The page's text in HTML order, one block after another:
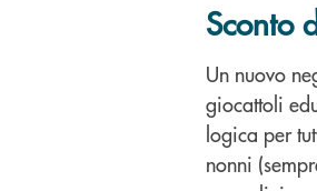
Sconto
Un nuovo
giocattoli
logica per
nonni